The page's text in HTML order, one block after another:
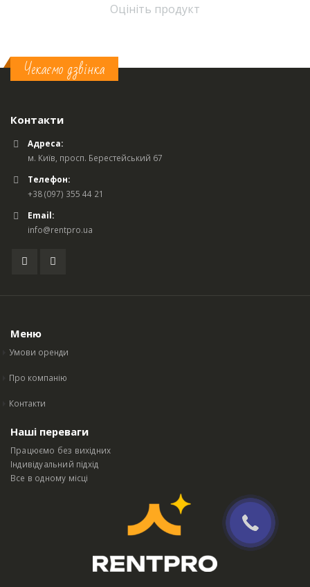
Оцініть продукт
Чекаємо дзвінка
Контакти
Адреса:
м. Київ, просп. Берестейський 67
Телефон:
+38 (097) 355 44 21
Email:
info@rentpro.ua
Меню
Умови оренди
Про компанію
Контакти
Наші переваги
Працюємо без вихідних
Індивідуальний підхід
Все в одному місці